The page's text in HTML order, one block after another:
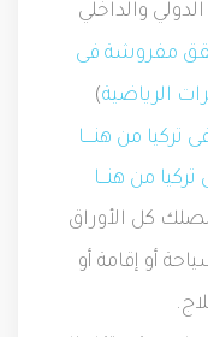
والداخلي
مفروشة فى
الرياضية)
من هنــــا
من هنـــا
كل الأوراق
أو إقامة أو